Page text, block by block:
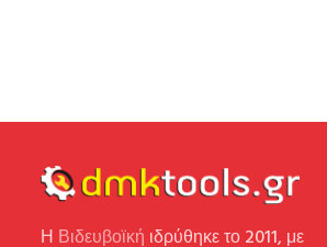
Η Βιδευβοϊκή ιδρύθηκε το 2011, με